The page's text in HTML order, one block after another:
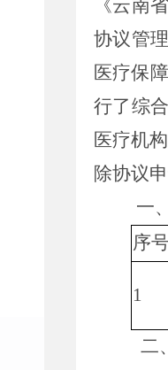
《云南
协议管
医疗保
行了综
医疗机
除协议
一
序
1
二